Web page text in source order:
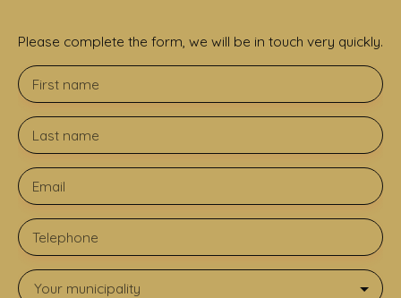
Please complete the form, we will be in touch very quickly.
First name
Last name
Email
Telephone
Your municipality